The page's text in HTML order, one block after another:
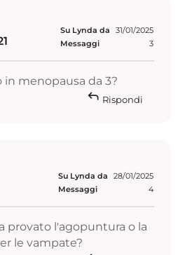
Su Lynda da
31/01/2025
Messaggi
3
in menopausa da 3?
reply Rispondi
Su Lynda da
28/01/2025
Messaggi
4
provato l'agopuntura o la
le vampate?